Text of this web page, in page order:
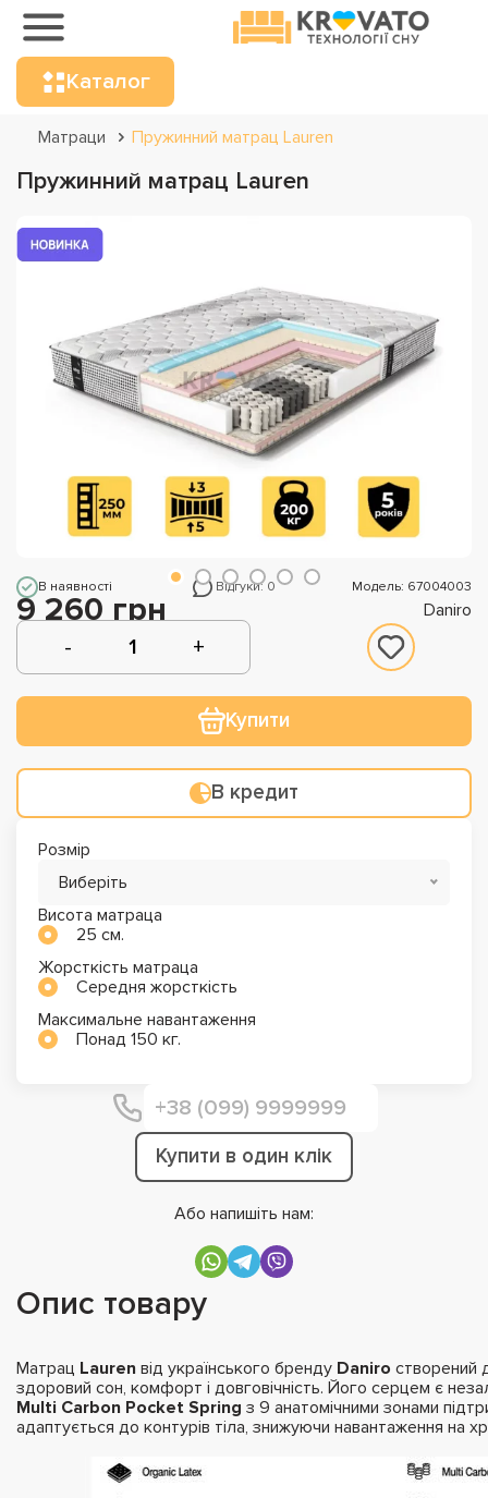
Каталог
Матраци Пружинний матрац Lauren
Пружинний матрац Lauren
В наявності Відгуки: 0 Модель: 67004003
9 260 грн Daniro
Купити
В кредит
Розмір
Виберіть
Висота матраца
25 см.
Жорсткість матраца
Середня жорсткість
Максимальне навантаження
Понад 150 кг.
Купити в один клік
Або напишіть нам:
Опис товару
Матрац Lauren від українського бренду Daniro створений
здоровий сон, комфорт і довговічність. Його серцем є
Multi Carbon Pocket Spring з 9 анатомічними зонами
адаптується до контурів тіла, знижуючи навантаження на